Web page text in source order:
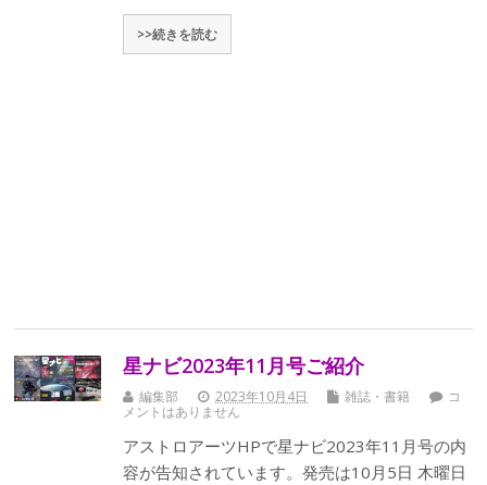
>>続きを読む
星ナビ2023年11月号ご紹介
編集部 2023年10月4日 雑誌・書籍
コ
メントはありません
アストロアーツHPで星ナビ2023年11月号の内
容が告知されています。発売は10月5日 木曜日